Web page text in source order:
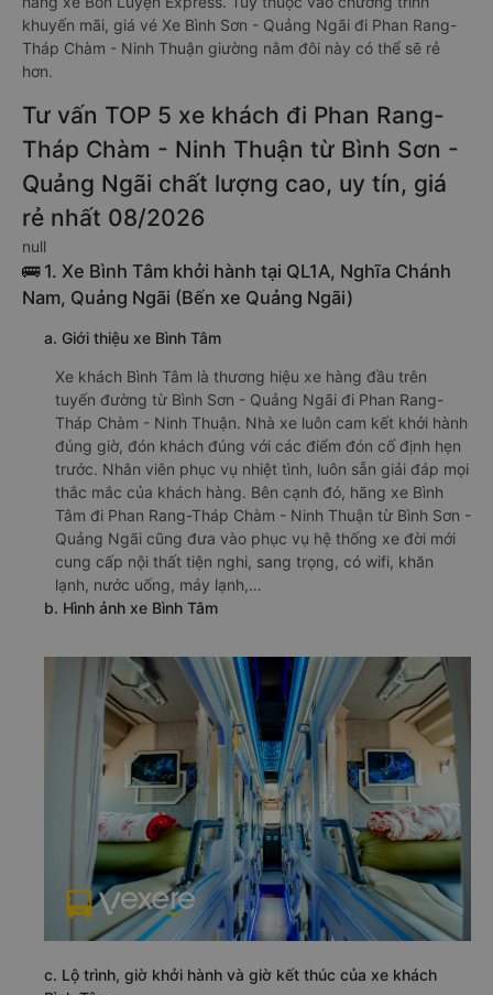
khuyến mãi, giá vé Xe Bình Sơn - Quảng Ngãi đi Phan Rang-
Tháp Chàm - Ninh Thuận giường nằm đôi này có thể sẽ rẻ
hơn.
Tư vấn TOP 5 xe khách đi Phan Rang-
Tháp Chàm - Ninh Thuận từ Bình Sơn -
Quảng Ngãi chất lượng cao, uy tín, giá
rẻ nhất 08/2026
null
🚌 1. Xe Bình Tâm khởi hành tại QL1A, Nghĩa Chánh
Nam, Quảng Ngãi (Bến xe Quảng Ngãi)
a. Giới thiệu xe Bình Tâm
Xe khách Bình Tâm là thương hiệu xe hàng đầu trên
tuyến đường từ Bình Sơn - Quảng Ngãi đi Phan Rang-
Tháp Chàm - Ninh Thuận. Nhà xe luôn cam kết khởi hành
đúng giờ, đón khách đúng với các điểm đón cố định hẹn
trước. Nhân viên phục vụ nhiệt tình, luôn sẵn giải đáp mọi
thắc mắc của khách hàng. Bên cạnh đó, hãng xe Bình
Tâm đi Phan Rang-Tháp Chàm - Ninh Thuận từ Bình Sơn -
Quảng Ngãi cũng đưa vào phục vụ hệ thống xe đời mới
cung cấp nội thất tiện nghi, sang trọng, có wifi, khăn
lạnh, nước uống, máy lạnh,…
b. Hình ảnh xe Bình Tâm
c. Lộ trình, giờ khởi hành và giờ kết thúc của xe khách